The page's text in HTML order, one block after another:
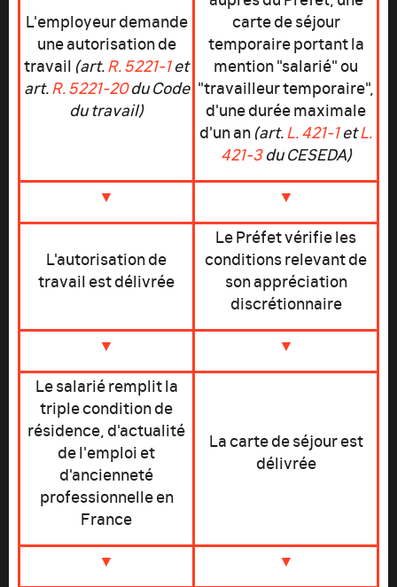
L'employeur demande
une autorisation de
travail (art.R. 5221-1et
art.R. 5221-20du Code
du travail)
carte de séjour
temporaire portant la
mention "salarié" ou
"travailleur temporaire",
d'une durée maximale
d'un an(art.L. 421-1etL.
421-3du CESEDA)
▼ ▼
L'autorisation de
travail est délivrée
Le Préfet vérifie les
conditions relevant de
son appréciation
discrétionnaire
▼ ▼
Le salarié remplit la
triple condition de
résidence, d'actualité
de l'emploi et
d'ancienneté
professionnelle en
France
La carte de séjour est
délivrée
▼ ▼